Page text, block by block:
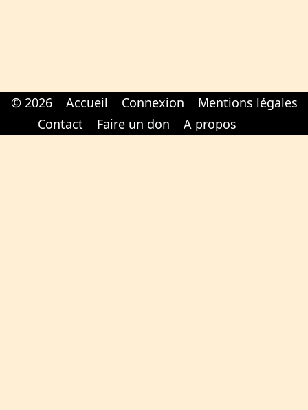
© 2026 Accueil Connexion
Mentions légales
Contact
Faire un don A propos